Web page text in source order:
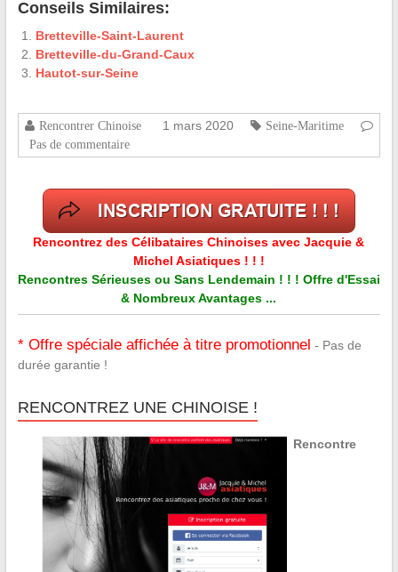
Conseils Similaires:
Bretteville-Saint-Laurent
Bretteville-du-Grand-Caux
Hautot-sur-Seine
Rencontrer Chinoise 1 mars 2020
Seine-Maritime
Pas de commentaire
Rencontrez des Célibataires Chinoises avec Jacquie &
Michel Asiatiques ! ! !
Rencontres Sérieuses ou Sans Lendemain ! ! ! Offre d'Essai
& Nombreux Avantages ...
* Offre spéciale affichée à titre promotionnel - Pas de
durée garantie !
RENCONTREZ UNE CHINOISE !
Rencontre